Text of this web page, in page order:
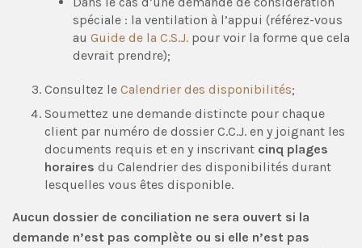
spéciale : la ventilation à l’appui (référez-vous
au Guide de la C.S.J. pour voir la forme que cela
devrait prendre);
Consultez le Calendrier des disponibilités;
Soumettez une demande distincte pour chaque
client par numéro de dossier C.C.J. en y joignant les
documents requis et en y inscrivant cinq plages
horaires du Calendrier des disponibilités durant
lesquelles vous êtes disponible.
Aucun dossier de conciliation ne sera ouvert si la
demande n’est pas complète ou si elle n’est pas